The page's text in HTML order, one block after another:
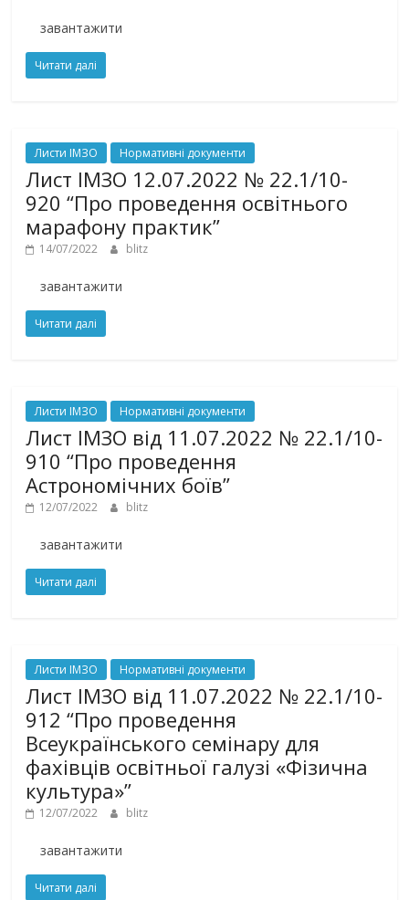
завантажити
Читати далі
Листи ІМЗО Нормативні документи
Лист ІМЗО 12.07.2022 № 22.1/10-
920 “Про проведення освітнього
марафону практик”
14/07/2022 blitz
завантажити
Читати далі
Листи ІМЗО Нормативні документи
Лист ІМЗО від 11.07.2022 № 22.1/10-
910 “Про проведення
Астрономічних боїв”
12/07/2022 blitz
завантажити
Читати далі
Листи ІМЗО Нормативні документи
Лист ІМЗО від 11.07.2022 № 22.1/10-
912 “Про проведення
Всеукраїнського семінару для
фахівців освітньої галузі «Фізична
культура»”
12/07/2022 blitz
завантажити
Читати далі